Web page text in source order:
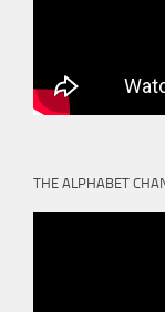
THE ALPHABET